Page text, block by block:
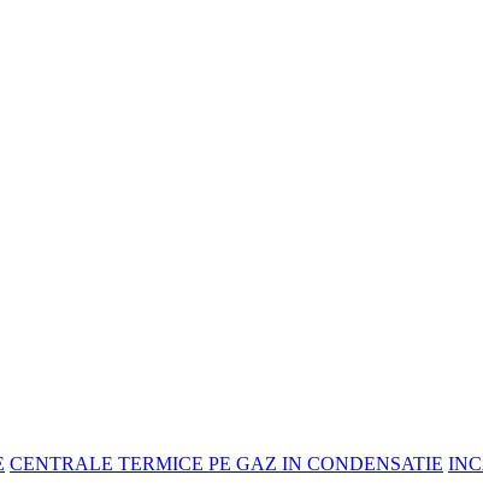
CENTRALE TERMICE PE GAZ IN CONDENSATIE